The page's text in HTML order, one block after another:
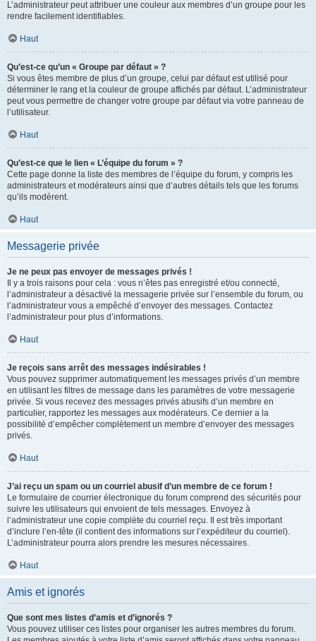
L’administrateur peut attribuer une couleur aux membres d’un groupe pour les
rendre facilement identifiables.
Haut
Qu’est-ce qu’un « Groupe par défaut » ?
Si vous êtes membre de plus d’un groupe, celui par défaut est utilisé pour
déterminer le rang et la couleur de groupe affichés par défaut. L’administrateur
peut vous permettre de changer votre groupe par défaut via votre panneau de
l’utilisateur.
Haut
Qu’est-ce que le lien « L’équipe du forum » ?
Cette page donne la liste des membres de l’équipe du forum, y compris les
administrateurs et modérateurs ainsi que d’autres détails tels que les forums
qu’ils modèrent.
Haut
Messagerie privée
Je ne peux pas envoyer de messages privés !
Il y a trois raisons pour cela : vous n’êtes pas enregistré et/ou connecté,
l’administrateur a désactivé la messagerie privée sur l’ensemble du forum, ou
l’administrateur vous a empêché d’envoyer des messages. Contactez
l’administrateur pour plus d’informations.
Haut
Je reçois sans arrêt des messages indésirables !
Vous pouvez supprimer automatiquement les messages privés d’un membre
en utilisant les filtres de message dans les paramètres de votre messagerie
privée. Si vous recevez des messages privés abusifs d’un membre en
particulier, rapportez les messages aux modérateurs. Ce dernier a la
possibilité d’empêcher complètement un membre d’envoyer des messages
privés.
Haut
J’ai reçu un spam ou un courriel abusif d’un membre de ce forum !
Le formulaire de courrier électronique du forum comprend des sécurités pour
suivre les utilisateurs qui envoient de tels messages. Envoyez à
l’administrateur une copie complète du courriel reçu. Il est très important
d’inclure l’en-tête (il contient des informations sur l’expéditeur du courriel).
L’administrateur pourra alors prendre les mesures nécessaires.
Haut
Amis et ignorés
Que sont mes listes d’amis et d’ignorés ?
Vous pouvez utiliser ces listes pour organiser les autres membres du forum.